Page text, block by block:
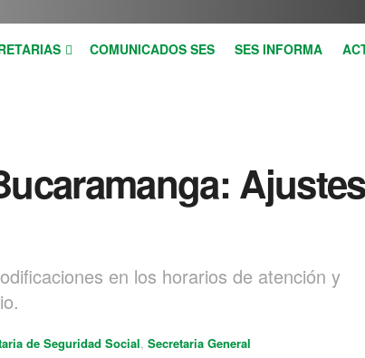
COMUNICADOS SES SES INFORMA
Ajustes
en los horarios de atención y
de Seguridad Social, Secretaria General